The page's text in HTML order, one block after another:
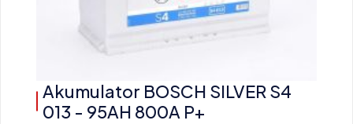
Akumulator BOSCH SILVER S4
013 - 95AH 800A P+